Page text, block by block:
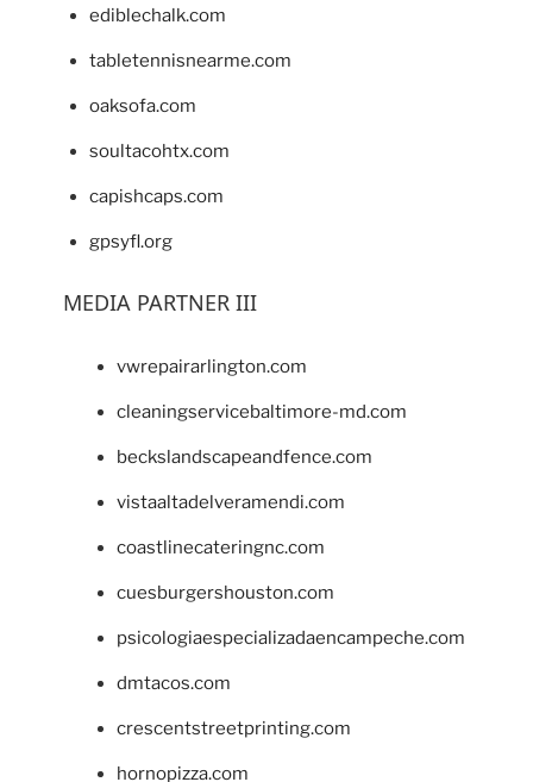
ediblechalk.com
tabletennisnearme.com
oaksofa.com
soultacohtx.com
capishcaps.com
gpsyfl.org
MEDIA PARTNER III
vwrepairarlington.com
cleaningservicebaltimore-md.com
beckslandscapeandfence.com
vistaaltadelveramendi.com
coastlinecateringnc.com
cuesburgershouston.com
psicologiaespecializadaencampeche.com
dmtacos.com
crescentstreetprinting.com
hornopizza.com